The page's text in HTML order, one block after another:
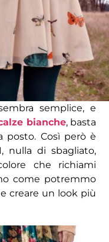
semplice, e
bianche, basta
posto. Così però è
nulla di sbagliato,
che richiami
come potremmo
creare un look più